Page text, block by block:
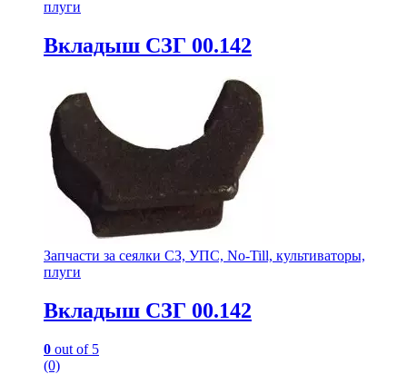
плуги
Вкладыш СЗГ 00.142
Запчасти за сеялки СЗ, УПС, No-Till, культиваторы,
плуги
Вкладыш СЗГ 00.142
0 out of 5
(0)